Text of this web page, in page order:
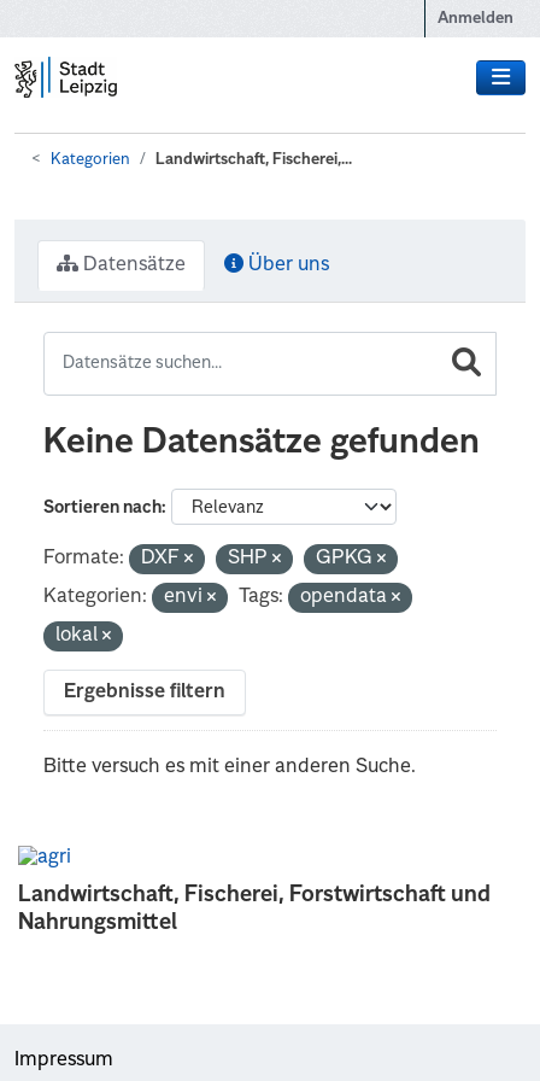
Anmelden
Kategorien Landwirtschaft, Fischerei,...
Landwirtschaft, Fischerei, Forstwirtschaft und
Nahrungsmittel
Datensätze Über uns
Keine Datensätze gefunden
Sortieren nach
Formate: DXF SHP
GPKG
Kategorien:
envi Tags:
opendata
lokal
Ergebnisse filtern
Bitte versuch es mit einer anderen Suche.
Impressum